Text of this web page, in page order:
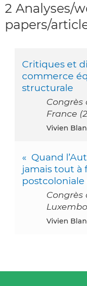
2 Analyses/
papers/
Critiques et
commerce
structurale
Congrès
France
Vivien
« Quand
jamais tout à
Congrès
Vivien